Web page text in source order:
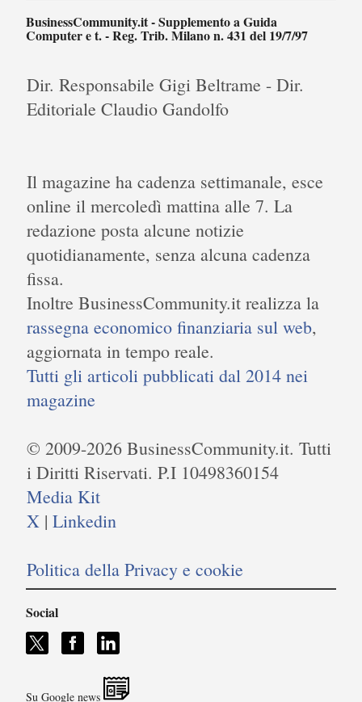
BusinessCommunity.it - Supplemento a Guida
Computer e t. - Reg. Trib. Milano n. 431 del 19/7/97
Dir. Responsabile Gigi Beltrame - Dir.
Editoriale Claudio Gandolfo
Il magazine ha cadenza settimanale, esce
online il mercoledì mattina alle 7. La
redazione posta alcune notizie
quotidianamente, senza alcuna cadenza
fissa.
Inoltre BusinessCommunity.it realizza la
rassegna economico finanziaria sul web,
aggiornata in tempo reale.
Tutti gli articoli pubblicati dal 2014 nei
magazine
© 2009-2026 BusinessCommunity.it. Tutti
i Diritti Riservati. P.I 10498360154
Media Kit
X | Linkedin
Politica della Privacy e cookie
Social
Su Google news